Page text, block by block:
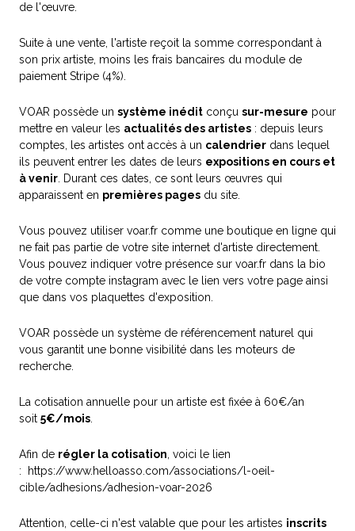
de l'œuvre.
Suite à une vente, l'artiste reçoit la somme correspondant à
son prix artiste, moins les frais bancaires du module de
paiement Stripe (4%).
VOAR possède un système inédit conçu sur-mesure pour
mettre en valeur les actualités des artistes : depuis leurs
comptes, les artistes ont accès à un calendrier dans lequel
ils peuvent entrer les dates de leurs expositions en cours et
à venir . Durant ces dates, ce sont leurs œuvres qui
apparaissent en premières pages du site.
Vous pouvez utiliser voar.fr comme une boutique en ligne qui
ne fait pas partie de votre site internet d'artiste directement.
Vous pouvez indiquer votre présence sur voar.fr dans la bio
de votre compte instagram avec le lien vers votre page ainsi
que dans vos plaquettes d'exposition.
VOAR possède un système de référencement naturel qui
vous garantit une bonne visibilité dans les moteurs de
recherche.
La cotisation annuelle pour un artiste est fixée à 60€/an
soit 5€/mois
Afin de régler la cotisation , voici le lien
: https://www.helloasso.com/associations/l-oeil-
cible/adhesions/adhesion-voar-2026
Attention, celle-ci n'est valable que pour les artistes inscrits